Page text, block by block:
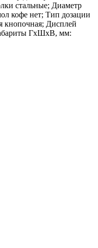
стальные; Диаметр
кофе нет; Тип дозации
кнопочная; Дисплей
ГхШхВ, мм: